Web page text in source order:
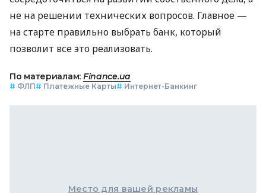
не на решении технических вопросов. Главное —
на старте правильно выбрать банк, который
позволит все это реализовать.
По материалам: Finance.ua
# ФЛП# Платежные Карты# Интернет-Банкинг
Место для вашей рекламы